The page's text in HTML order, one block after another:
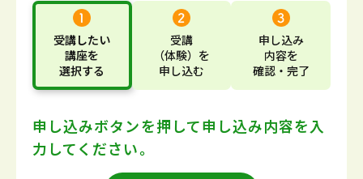
受講したい
講座を
選択する
受講
（体験） を
申し込む
申し込み
内容を
確認・完了
申し込みボタンを押して申し込み内容を入
力してください。